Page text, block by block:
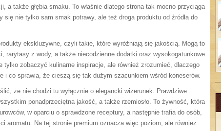
a także głębia smaku. To właśnie dlatego strona tak mocno przyciąga
się nie tylko sam smak potrawy, ale też droga produktu od źródła do
ekskluzywne, czyli takie, które wyróżniają się jakością. Mogą to
rarytasy z wody, a także niecodzienne dodatki oraz wysokogatunkowe
tylko zobaczyć kulinarne inspiracje, ale również zrozumieć, dlaczego
i co sprawia, że cieszą się tak dużym szacunkiem wśród koneserów.
że nie chodzi tu wyłącznie o elegancki wizerunek. Prawdziwe
ponadprzeciętna jakość, a także rzemiosło. To żywność, która
w oparciu o sprawdzone receptury, a następnie trafia do osób,
aromatu. Na tej stronie premium oznacza więc poziom, ale również